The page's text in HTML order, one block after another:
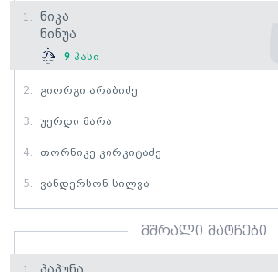
1.
Ნიკა
Ნინუა
9 პასი
2. Გიორგი Არაბიძე
3. Უერდი Მარა
4. Თორნიკე Კირკიტაძე
5. Ვანდერსონ Სილვა
მშრალი მატჩები